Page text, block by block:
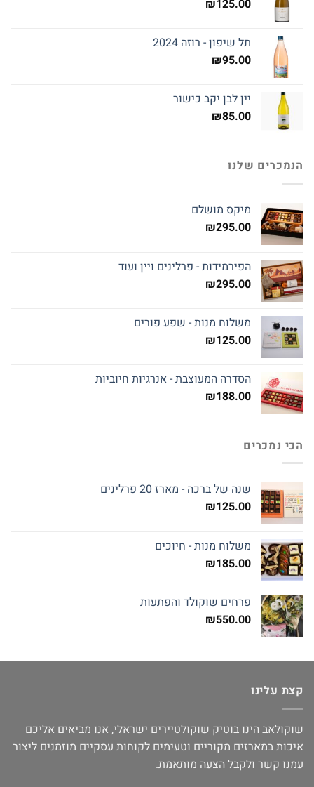
₪125.00
תל שיפון - רוזה 2024
₪95.00
יין לבן יקב כישור
₪85.00
הנמכרים שלנו
מיקס מושלם
₪295.00
הפירמידות - פרלינים ויין ועוד
₪295.00
משלוח מנות - שפע פורים
₪125.00
הסדרה המעוצבת - אנרגיות חיוביות
₪188.00
הכי נמכרים
שנה של ברכה - מארז 20 פרלינים
₪125.00
משלוח מנות - חיוכים
₪185.00
פרחים שוקולד והפתעות
₪550.00
קצת עלינו
שוקולאב הינו בוטיק שוקולטיירים ישראלי, אנו מביאים אליכם
איכות במארזים מקוריים וטעימים לקוחות עסקיים מוזמנים ליצור
עמנו קשר ולקבל הצעה מותאמת.